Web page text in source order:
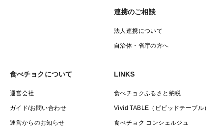
連携のご相談
法人連携について
自治体・省庁の方へ
食べチョクについて
運営会社
ガイド/お問い合わせ
運営からのお知らせ
LINKS
食べチョクふるさと納税
Vivid TABLE（ビビッドテーブル）
食べチョク コンシェルジュ